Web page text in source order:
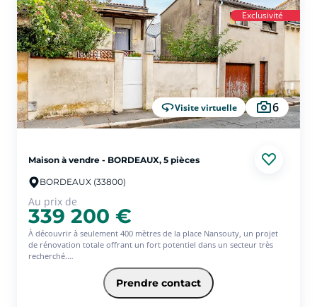
Exclusivité
Visite virtuelle 6
Maison à vendre - BORDEAUX, 5 pièces
BORDEAUX (33800)
Au prix de
339 200 €
À découvrir à seulement 400 mètres de la place Nansouty, un projet
de rénovation totale offrant un fort potentiel dans un secteur très
recherché.
Cet ensemble immobilier est réparti sur deux parcelles. La première
comprend une maison principale de 73 m² avec trois chambres. La
toiture et la charpente ont été entièrement refaites en 2025. Vous
profitez également de 32 m² d'extérieur.
Prendre contact